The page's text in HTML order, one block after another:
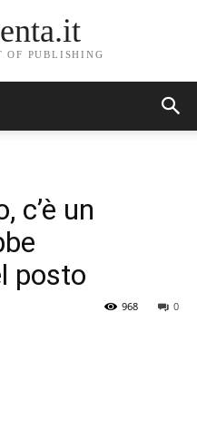
OF PUBLISHING
c’è un
posto
0
968